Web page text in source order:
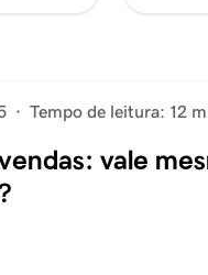
· Tempo de leitura: 12
vale